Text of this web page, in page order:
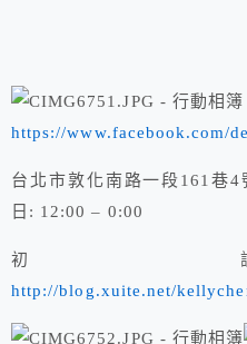
https://www.facebook.com/
台北市敦化南路一段161巷
日: 12:00 – 0:00
初
http://blog.xuite.net/